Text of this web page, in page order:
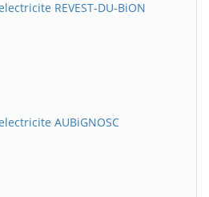
REVEST-DU-BiON
AUBiGNOSC